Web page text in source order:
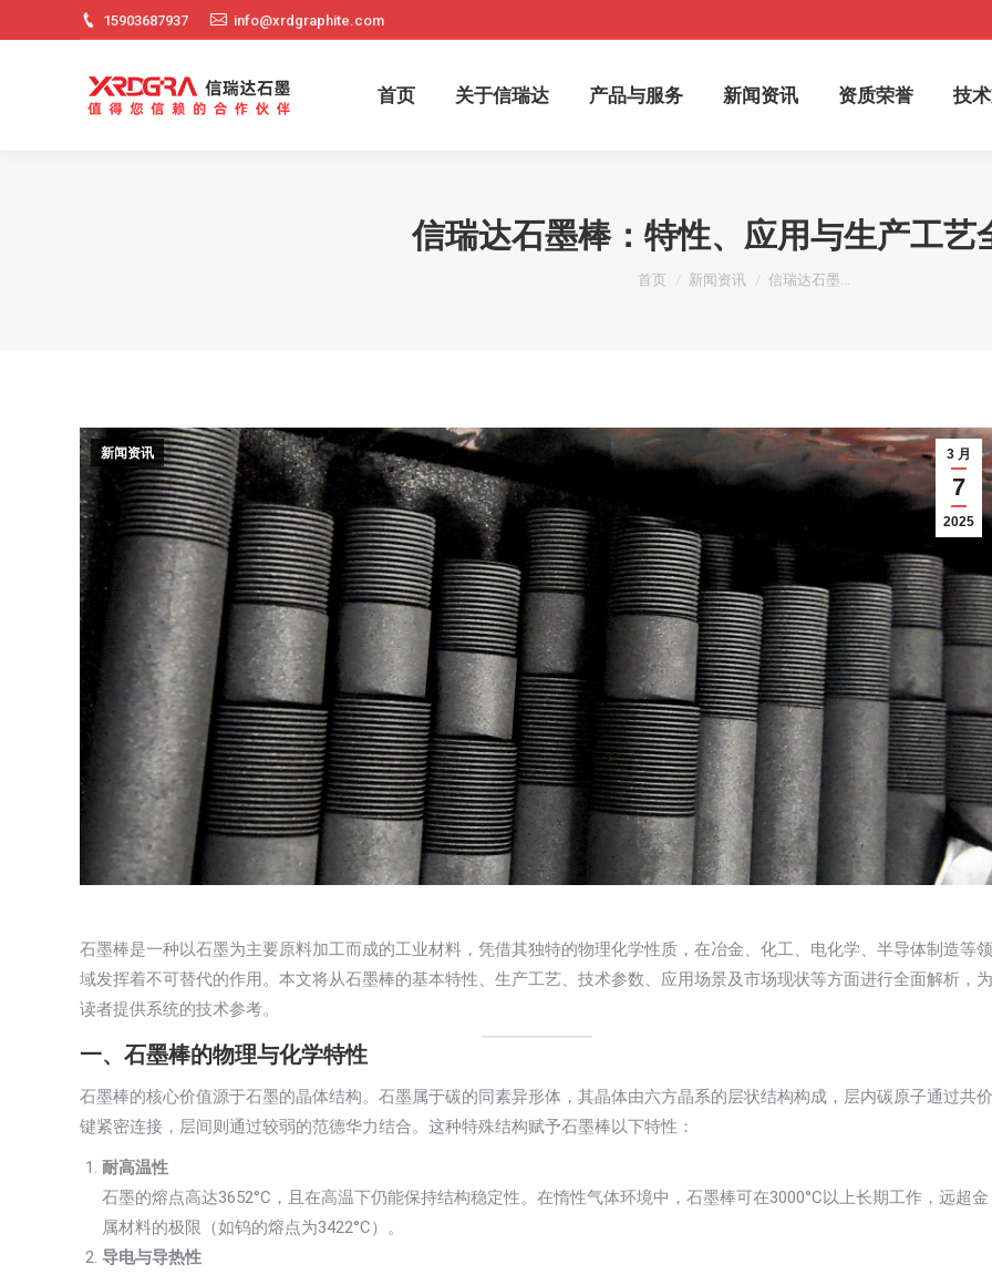
15903687937 info@xrdgraphite.com
首页 关于信瑞达 产品与服务 新闻资讯 资质荣誉 技
信瑞达石墨棒：特性、应用与生产工艺
您在这里：
首页 新闻资讯 信瑞达石墨…
3 月
7
2025
新闻资讯
石墨棒是一种以石墨为主要原料加工而成的工业材料，凭借其独特的物理化学性质，在冶金、化工、电化学、半导体制造等领
域发挥着不可替代的作用。本文将从石墨棒的基本特性、生产工艺、技术参数、应用场景及市场现状等方面进行全面解析，为
读者提供系统的技术参考。
一、石墨棒的物理与化学特性
石墨棒的核心价值源于石墨的晶体结构。石墨属于碳的同素异形体，其晶体由六方晶系的层状结构构成，层内碳原子通过共价
键紧密连接，层间则通过较弱的范德华力结合。这种特殊结构赋予石墨棒以下特性：
耐高温性
石墨的熔点高达3652°C，且在高温下仍能保持结构稳定性。在惰性气体环境中，石墨棒可在3000°C以上长期工作，远超金
属材料的极限（如钨的熔点为3422°C）。
导电与导热性
首页 关于信瑞达 产品与服务 新闻资讯 资质荣誉 技